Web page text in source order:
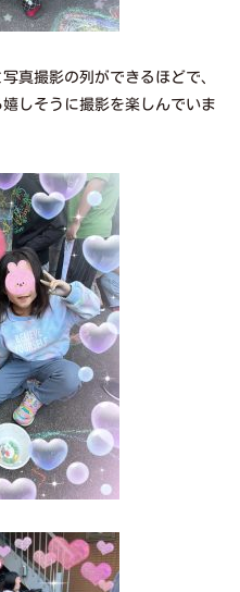
真撮影の列ができるほどで、
しそうに撮影を楽しんでいま